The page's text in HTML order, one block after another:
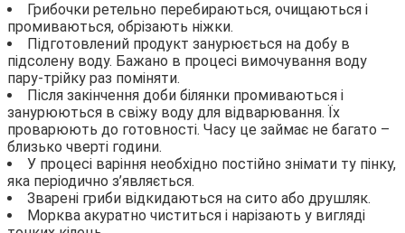
Грибочки ретельно перебираються, очищаються і
промиваються, обрізають ніжки.
Підготовлений продукт занурюється на добу в
підсолену воду. Бажано в процесі вимочування воду
пару-трійку раз поміняти.
Після закінчення доби білянки промиваються і
занурюються в свіжу воду для відварювання. Їх
проварюють до готовності. Часу це займає не багато –
близько чверті години.
У процесі варіння необхідно постійно знімати ту пінку,
яка періодично з’являється.
Зварені гриби відкидаються на сито або друшляк.
Морква акуратно чиститься і нарізають у вигляді